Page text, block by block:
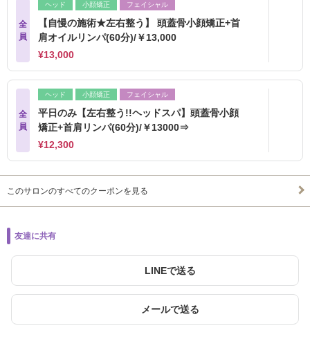
全
員
ヘッド 小顔矯正 フェイシャル
【自慢の施術★左右整う】 頭蓋骨小顔矯正+首
肩オイルリンパ(60分)/￥13,000
¥13,000
全
員
ヘッド 小顔矯正 フェイシャル
平日のみ【左右整う!!ヘッドスパ】頭蓋骨小顔
矯正+首肩リンパ(60分)/￥13000⇒
¥12,300
このサロンのすべてのクーポンを見る
友達に共有
LINEで送る
メールで送る